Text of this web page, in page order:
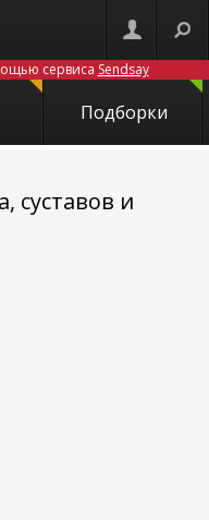
сервиса Sendsay
Подборки
суставов и